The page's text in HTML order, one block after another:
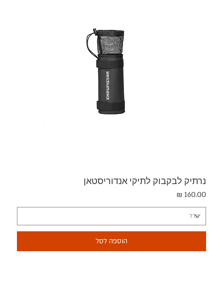
נרתיק לבקבוק לתיקי אנדוריסטאן
מחיר
הוספה לסל